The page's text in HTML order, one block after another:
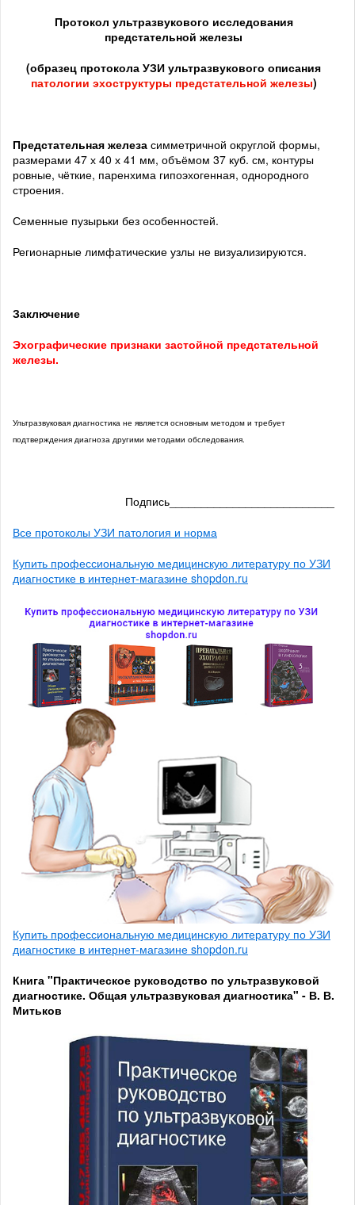
Протокол ультразвукового исследования
предстательной железы
(образец протокола УЗИ ультразвукового описания
патологии эхоструктуры предстательной железы)
Предстательная железа симметричной округлой формы,
размерами 47 х 40 х 41 мм, объёмом 37 куб. см, контуры
ровные, чёткие, паренхима гипоэхогенная, однородного
строения.
Семенные пузырьки без особенностей.
Регионарные лимфатические узлы не визуализируются.
Заключение
Эхографические признаки застойной предстательной
железы.
Ультразвуковая диагностика не является основным методом и требует
подтверждения диагноза другими методами обследования.
Подпись__________________________
Все протоколы УЗИ патология и норма
Купить профессиональную медицинскую литературу по УЗИ
диагностике в интернет-магазине shopdon.ru
Купить профессиональную медицинскую литературу по УЗИ
диагностике в интернет-магазине shopdon.ru
Книга "Практическое руководство по ультразвуковой
диагностике. Общая ультразвуковая диагностика" - В. В.
Митьков